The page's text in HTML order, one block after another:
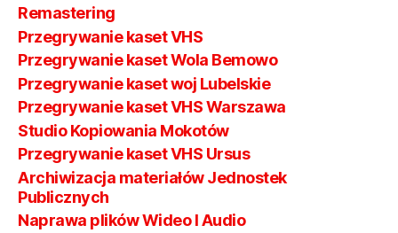
Remastering
Przegrywanie kaset VHS
Przegrywanie kaset Wola Bemowo
Przegrywanie kaset woj Lubelskie
Przegrywanie kaset VHS Warszawa
Studio Kopiowania Mokotów
Przegrywanie kaset VHS Ursus
Archiwizacja materiałów Jednostek
Publicznych
Naprawa plików Wideo I Audio